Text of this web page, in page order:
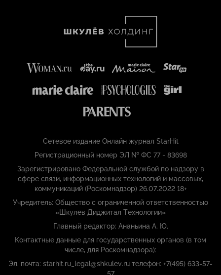
Сетевое издание Онлайн журнал StarHit
Регистрационный номер ЭЛ № ФС 77 - 83698
Зарегистрировано Федеральной службой по надзору в
сфере связи, информационных технологий и массовых,
коммуникаций (Роскомнадзор) 26.07.2022 18+
Учредитель: Общество с ограниченной ответственностью
«Шкулёв Диджитал Технологии»
Главный редактор: Ананьина А. Ю.
Контактные данные для государственных органов (в том
числе, для Роскомнадзора):
Эл. почта: starhit.ru_legal@shkulev.ru телефон: +7(495) 633-57-